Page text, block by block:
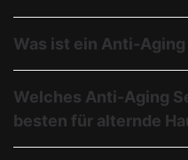
Was ist ein Anti-Aging
Welches Anti-Aging
besten für alternde